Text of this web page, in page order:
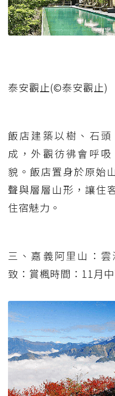
泰安觀止(©泰安觀止)
飯店建築以樹、石
成，外觀彷彿會呼
貌。飯店置身於原始
聲與層層山形，讓住
住宿魅力。
三、嘉義阿里山：
致：賞楓時間：11月